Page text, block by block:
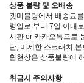
상품 불량 및 오배송
겟미블링에서 배송료
령일로 부터 7일 이내
시판 or 카카오톡으로
단, 미세한 스크래치,
휨현상은 상품불량에
취급시 주의사항